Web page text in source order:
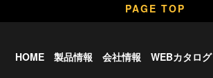
PAGE TOP
HOME 製品情報 会社情報 WEBカタログ